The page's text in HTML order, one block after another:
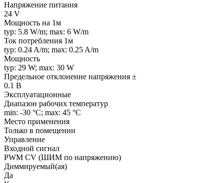
Напряжение питания
24 V
Мощность на 1м
typ: 5.8 W/m; max: 6 W/m
Ток потребления 1м
typ: 0.24 A/m; max: 0.25 A/m
Мощность
typ: 29 W; max: 30 W
Предельное отклонение напряжения ±
0.1 В
Эксплуатационные
Диапазон рабочих температур
min: -30 °C; max: 45 °C
Место применения
Только в помещении
Управление
Входной сигнал
PWM СV (ШИМ по напряжению)
Диммируемый(ая)
Да